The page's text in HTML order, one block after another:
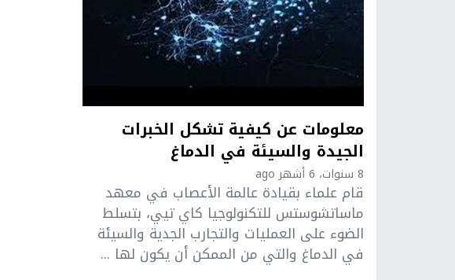
معلومات عن كيفية تشكل الخبرات
الجيدة والسيئة في الدماغ
8 سنوات، 6 أشهر ago
قام علماء بقيادة عالمة الأعصاب في معهد
ماساتشوستس للتكنولوجيا كاي تيي، بتسلط
الضوء على العمليات والتجارب الجدية والسيئة
في الدماغ والتي من الممكن أن يكون لها ...